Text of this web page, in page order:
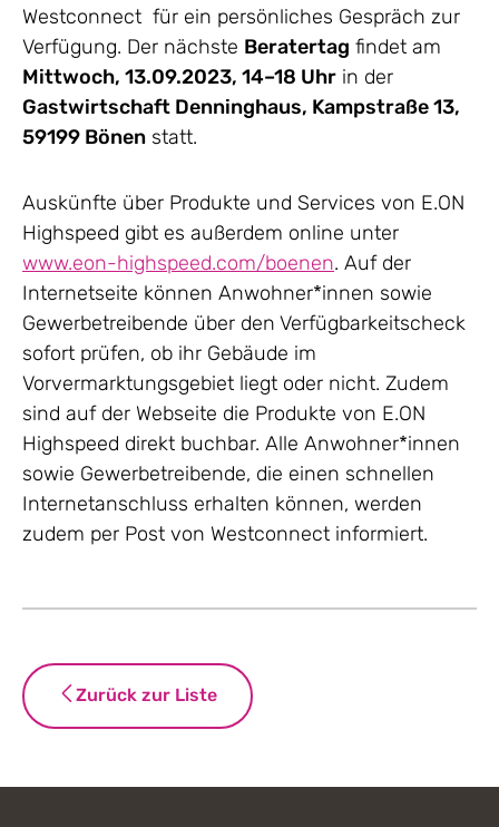
Westconnect für ein persönliches Gespräch zur
Verfügung. Der nächste Beratertag findet am
Mittwoch, 13.09.2023, 14–18 Uhr in der
Gastwirtschaft Denninghaus, Kampstraße 13,
59199 Bönen statt.
Auskünfte über Produkte und Services von E.ON
Highspeed gibt es außerdem online unter
www.eon-highspeed.com/boenen. Auf der
Internetseite können Anwohner*innen sowie
Gewerbetreibende über den Verfügbarkeitscheck
sofort prüfen, ob ihr Gebäude im
Vorvermarktungsgebiet liegt oder nicht. Zudem
sind auf der Webseite die Produkte von E.ON
Highspeed direkt buchbar. Alle Anwohner*innen
sowie Gewerbetreibende, die einen schnellen
Internetanschluss erhalten können, werden
zudem per Post von Westconnect informiert.
Zurück zur Liste